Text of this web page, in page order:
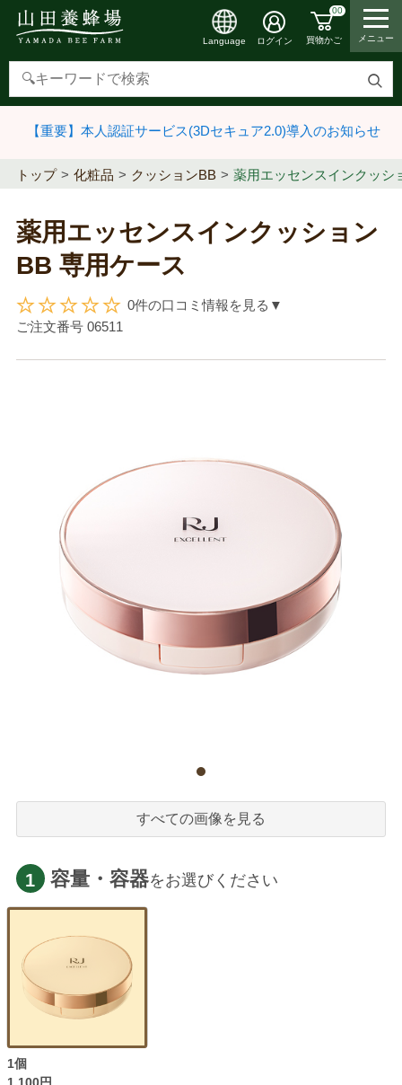
検
す
Language ログイン
00
買物かご メニュー
【重要】本人認証サービス(3Dセキュア2.0)導入のお知らせ
トップ 化粧品 クッションBB 薬用エッセンスインクッシ
薬用エッセンスインクッション
BB 専用ケース
0件の口コミ情報を見る▼
ご注文番号 06511
すべての画像を見る
1 容量・容器をお選びください
1個